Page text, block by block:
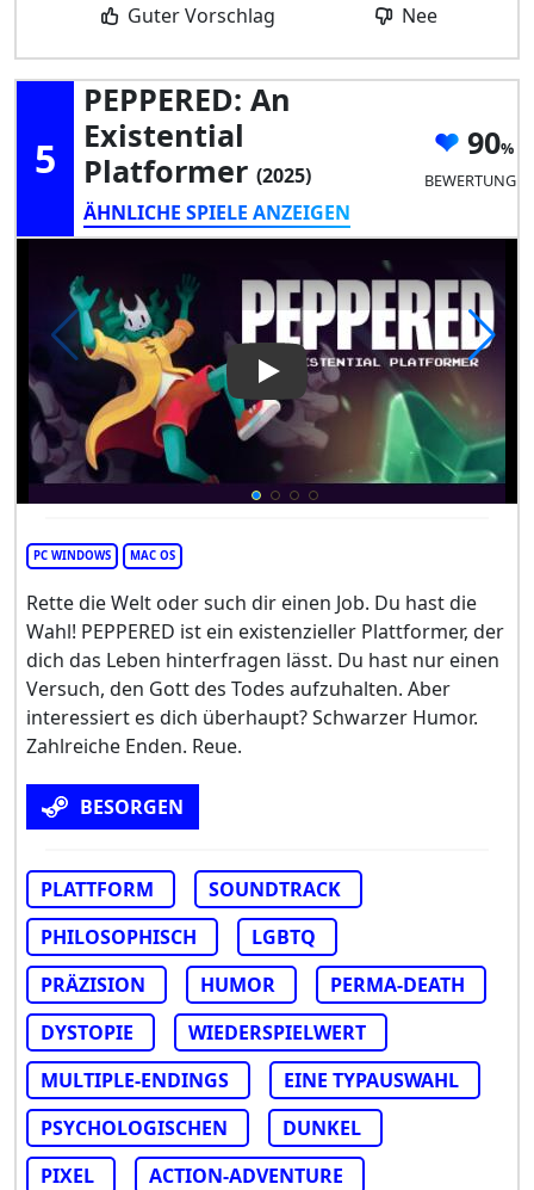
Guter Vorschlag Nee
5
PEPPERED: An
Existential
Platformer (2025)
ÄHNLICHE SPIELE ANZEIGEN
90
BEWERTUNG
Play Video: PEPPERED: an
PC WINDOWS MAC OS
Rette die Welt oder such dir einen Job. Du hast die
Wahl! PEPPERED ist ein existenzieller Plattformer, der
dich das Leben hinterfragen lässt. Du hast nur einen
Versuch, den Gott des Todes aufzuhalten. Aber
interessiert es dich überhaupt? Schwarzer Humor.
Zahlreiche Enden. Reue.
BESORGEN
PLATTFORM
SOUNDTRACK
PHILOSOPHISCH
LGBTQ
PRÄZISION
HUMOR
PERMA-DEATH
DYSTOPIE
WIEDERSPIELWERT
MULTIPLE-ENDINGS
EINE TYPAUSWAHL
PSYCHOLOGISCHEN
DUNKEL
PIXEL
ACTION-ADVENTURE